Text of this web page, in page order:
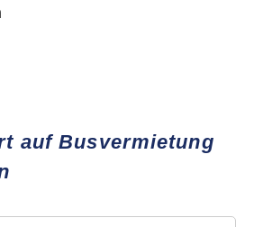
auf Busvermietung